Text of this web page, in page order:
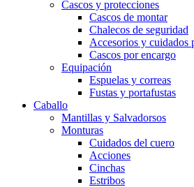
Cascos y protecciones
Cascos de montar
Chalecos de seguridad
Accesorios y cuidados
Cascos por encargo
Equipación
Espuelas y correas
Fustas y portafustas
Caballo
Mantillas y Salvadorsos
Monturas
Cuidados del cuero
Acciones
Cinchas
Estribos